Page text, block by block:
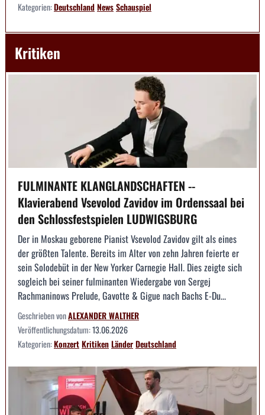
Kategorien:DeutschlandNewsSchauspiel
Kritiken
FULMINANTE KLANGLANDSCHAFTEN --
Klavierabend Vsevolod Zavidov im Ordenssaal bei
den Schlossfestspielen LUDWIGSBURG
Der in Moskau geborene Pianist Vsevolod Zavidov gilt als eines
der größten Talente. Bereits im Alter von zehn Jahren feierte er
sein Solodebüt in der New Yorker Carnegie Hall. Dies zeigte sich
sogleich bei seiner fulminanten Wiedergabe von Sergej
Rachmaninows Prelude, Gavotte & Gigue nach Bachs E-Du...
Geschrieben vonALEXANDER WALTHER
Veröffentlichungsdatum:13.06.2026
Kategorien:KonzertKritikenLänderDeutschland